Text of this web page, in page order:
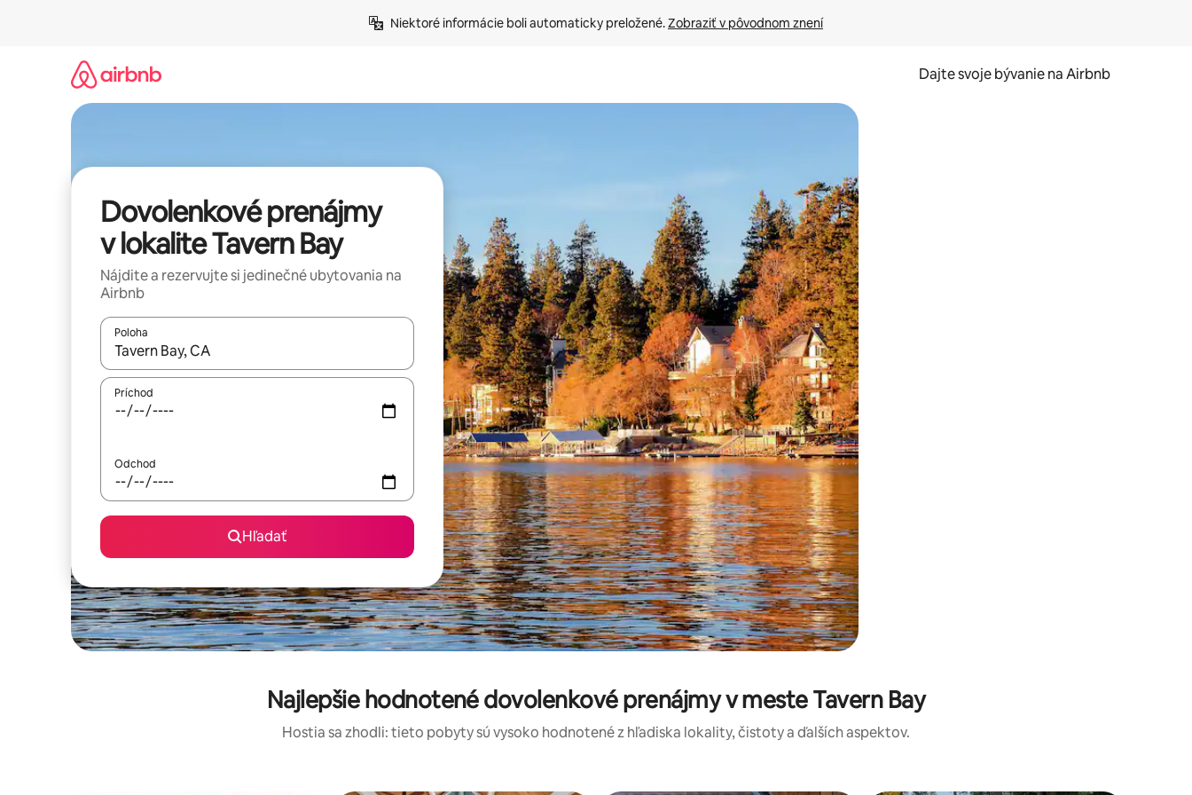
Niektoré informácie boli automaticky preložené. Zobraziť v pôvodnom znení
Dajte svoje bývanie na Airbnb
Dovolenkové prenájmy
v lokalite Tavern Bay
Nájdite a rezervujte si jedinečné ubytovania na
Airbnb
Poloha
Keď budú výsledky k dispozícii, môžete si ich prechádzať pomocou klávesov so šípkami nahor a nadol alebo ich preskúmať pomocou dotykových gest či potiahnutia prstom.
Príchod
Odchod
Hľadať
Najlepšie hodnotené dovolenkové prenájmy v meste Tavern Bay
Hostia sa zhodli: tieto pobyty sú vysoko hodnotené z hľadiska lokality, čistoty a ďalších aspektov.